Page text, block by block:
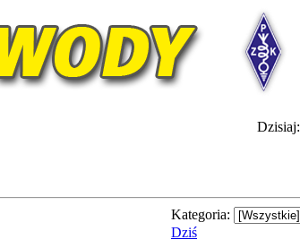
Dzisiaj:
Kategoria:
Dziś